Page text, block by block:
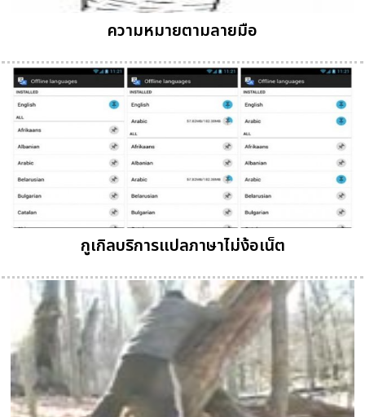
ความหมายตามลายมือ
กูเกิลบริการแปลภาษาไม่ง้อเน็ต